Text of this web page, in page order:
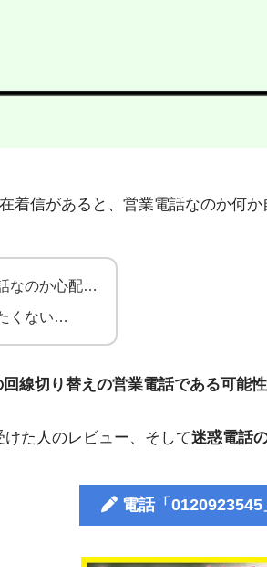
着信があると、営業電話なのか何
なのか心配…
くない…
線切り替えの営業電話である可能
た人のレビュー、そして迷惑電話
電話「